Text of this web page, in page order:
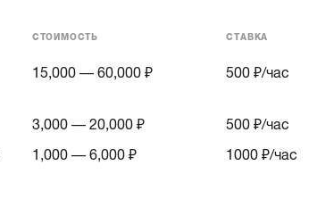
СТОИМОСТЬ СТАВКА
15,000 — 60,000 ₽ 500 ₽/час
3,000 — 20,000 ₽ 500 ₽/час
1,000 — 6,000 ₽ 1000 ₽/час